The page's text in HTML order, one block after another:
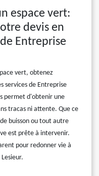
espace vert:
devis en
Entreprise
vert, obtenez
services de Entreprise
permet d'obtenir une
tracas ni attente. Que ce
buisson ou tout autre
est prête à intervenir.
pour redonner vie à